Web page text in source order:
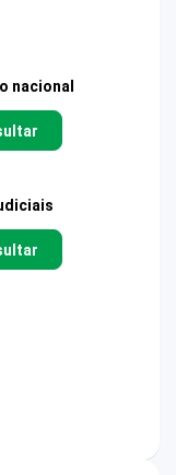
nacional